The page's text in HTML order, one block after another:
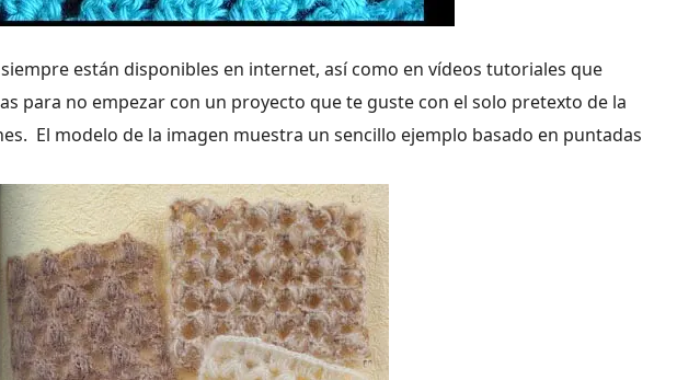
siempre están disponibles en internet, así como en vídeos tutoriales que
para no empezar con un proyecto que te guste con el solo pretexto de la
El modelo de la imagen muestra un sencillo ejemplo basado en puntadas